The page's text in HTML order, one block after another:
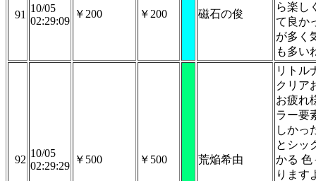
91
10/05
02:29:09
￥200 ￥200 磁石の俊
ら楽し
て良か
が多く
も多い
92
10/05
02:29:29
￥500 ￥500 荒焔希由
リトル
クリア
お疲れ
ラー要
しかっ
とシッ
かる 色
ります